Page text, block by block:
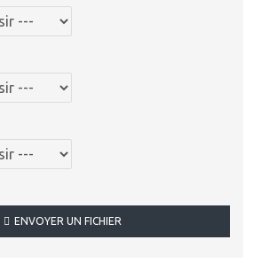
ENVOYER UN FICHIER